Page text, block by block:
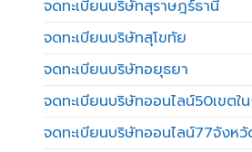
จดทะเบียนบริษัทสุราษฎร์ธานี
จดทะเบียนบริษัทสุโขทัย
จดทะเบียนบริษัทอยุธยา
จดทะเบียนบริษัทออนไลน์50เขตใ
จดทะเบียนบริษัทออนไลน์77จังหวั